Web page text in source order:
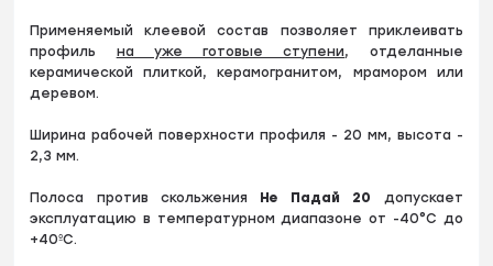
Применяемый клеевой состав позволяет приклеивать
профиль на уже готовые ступени, отделанные
керамической плиткой, керамогранитом, мрамором или
деревом.
Ширина рабочей поверхности профиля - 20 мм, высота -
2,3 мм.
Полоса против скольжения Не Падай 20 допускает
эксплуатацию в температурном диапазоне от -40°С до
+40ºС.